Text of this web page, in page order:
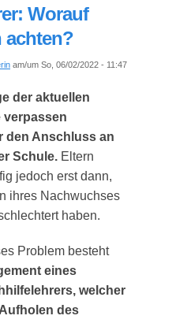
Worauf
achten?
am/um So, 06/02/2022 - 11:47
der aktuellen
verpassen
den Anschluss an
Schule. Eltern
jedoch erst dann,
ihres Nachwuchses
haben.
Problem besteht
eines
welcher
des